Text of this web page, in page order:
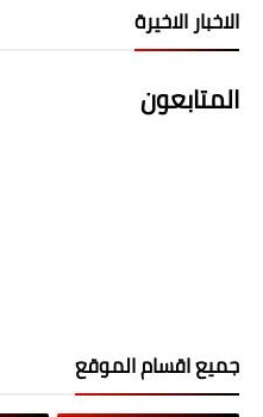
الاخبار الاخيرة
المتابعون
جميع اقسام الموقع